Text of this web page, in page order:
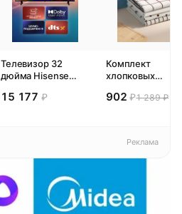
Телевизор 32
дюйма Hisense
Смарт ТВ HD
15 177 ₽
Комплект
хлопковых
полотенец 4 шт,
902₽1 289 ₽
Реклама